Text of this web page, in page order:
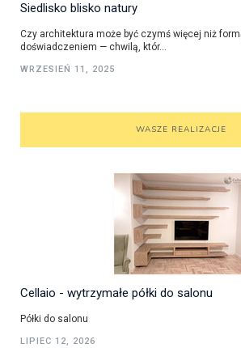
Siedlisko blisko natury
Czy architektura może być czymś więcej niż
doświadczeniem — chwilą, któr...
WRZESIEŃ 11, 2025
WASZE REALIZACJE
Cellaio - wytrzymałe półki do salonu
Półki do salonu
LIPIEC 12, 2026